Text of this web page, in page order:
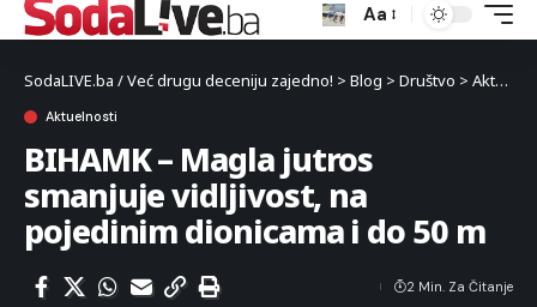
Aa
SodaLIVE.ba / Već drugu deceniju zajedno! > Blog > Društvo > Aktuelnosti
Aktuelnosti
BIHAMK – Magla jutros
smanjuje vidljivost, na
pojedinim dionicama i do 50 m
2 Min. Za Čitanje